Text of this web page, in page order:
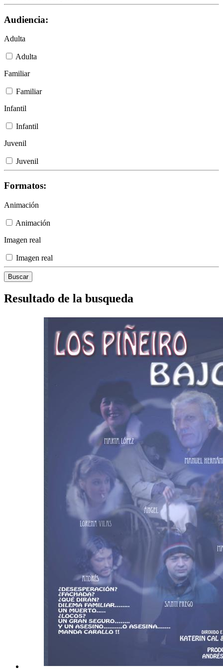
Audiencia:
Adulta
Adulta
Familiar
Familiar
Infantil
Infantil
Juvenil
Juvenil
Formatos:
Animación
Animación
Imagen real
Imagen real
Resultado de la busqueda